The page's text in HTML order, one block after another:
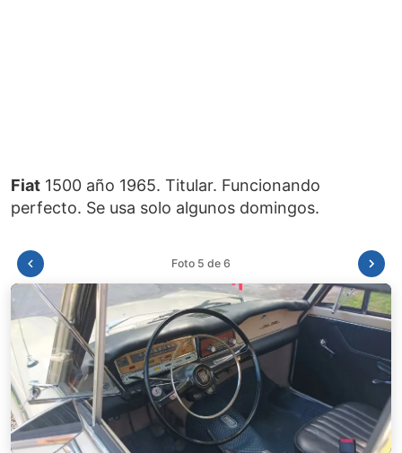
Fiat 1500 año 1965. Titular. Funcionando
Foto 6 de 6